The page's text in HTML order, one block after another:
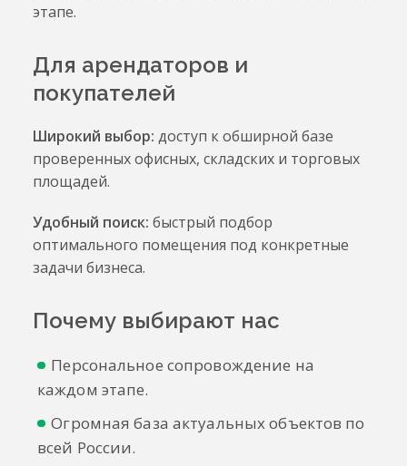
Для арендаторов и
покупателей
Широкий выбор: доступ к обширной базе
проверенных офисных, складских и торговых
площадей.
Удобный поиск: быстрый подбор
оптимального помещения под конкретные
Почему выбирают нас
Персональное сопровождение на
каждом этапе.
Огромная база актуальных объектов по
всей России.